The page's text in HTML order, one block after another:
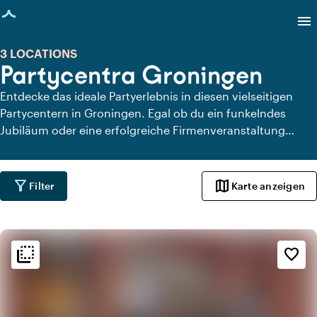
geladen
menu
Partycentra Groningen
3 LOCATIONS
Entdecke das ideale Partyerlebnis in diesen vielseitigen
Partycentern in Groningen. Egal ob du ein funkelndes
Jubiläum oder eine erfolgreiche Firmenveranstaltung
Umgebung. Erkunde jetzt die Möglichkeiten und verwandle
dein nächstes Event in einen festlichen Erfolg!
filter_alt Filter map Karte anzeigen
flip_to_back favorite_border
flip_to_back Ambiente und Ästhetik
style
Hotel Chic